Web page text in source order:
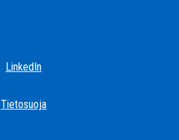
LinkedIn
Tietosuoja